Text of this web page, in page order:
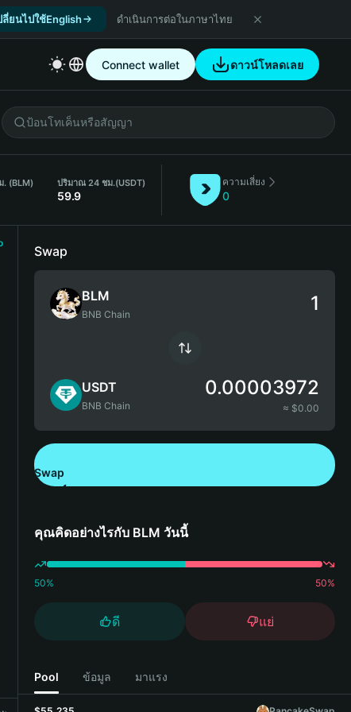
ลี่ยนไปใช้English ดำเนินการต่อในภาษาไทย
Connect wallet ดาวน์โหลดเลย
(BLM) ปริมาณ 24 ชม.(USDT)
59.9
ความเสี่ยง
0
Swap
BLM
BNB Chain
USDT
BNB Chain
0.00003972
≈ $0.00
Swap
คุณคิดอย่างไรกับ BLM วันนี้
50% 50%
ดี แย่
Pool ข้อมูล มาแรง